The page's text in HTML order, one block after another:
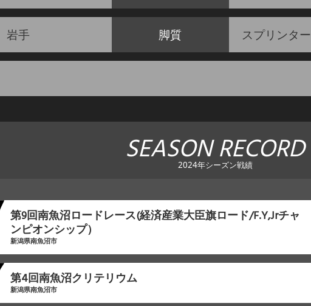
岩手 脚質 スプリンター
SEASON RECORD
2024年シーズン戦績
第9回南魚沼ロードレース(経済産業大臣旗ロード/F.Y,Jrチャ
ンピオンシップ）
新潟県南魚沼市
第4回南魚沼クリテリウム
新潟県南魚沼市